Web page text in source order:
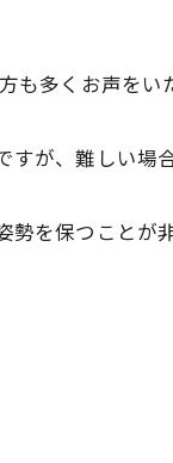
も多くお声をい
すが、難しい場
勢を保つことが